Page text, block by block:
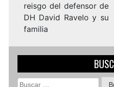
reisgo del defensor de
DH David Ravelo y su
familia
Buscar: